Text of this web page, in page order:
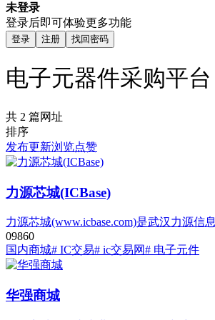
未登录
登录后即可体验更多功能
登录 注册 找回密码
电子元器件采购平台
共 2 篇网址
排序
发布更新浏览点赞
力源芯城(ICBase)
力源芯城(www.icbase.com)是武汉力源信
09860
国内商城# IC交易# ic交易网# 电子元件
华强商城